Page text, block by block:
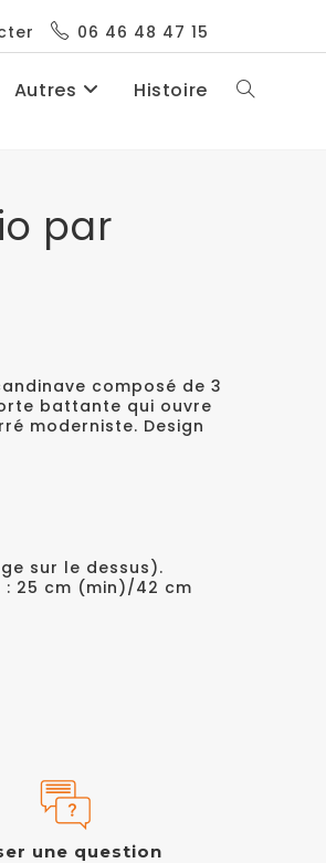
06 46 48 47 15
Autres Histoire
par
composé de 3
battante qui ouvre
moderniste. Design
sur le dessus).
: 25 cm (min)/42 cm
une question